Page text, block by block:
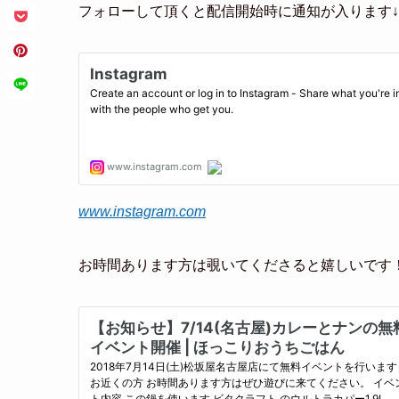
フォローして頂くと配信開始時に通知が入ります↓
www.instagram.com
お時間あります方は覗いてくださると嬉しいです